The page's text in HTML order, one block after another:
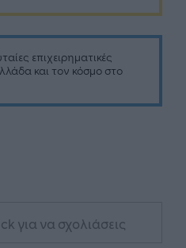
επιχειρηματικές
και τον κόσμο στο
για να σχολιάσεις